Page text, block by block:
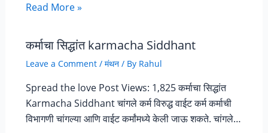
Read More »
कर्माचा सिद्धांत karmacha Siddhant
Leave a Comment / मंथन/ By Rahul
Spread the love Post Views: 1,825 कर्माचा सिद्धांत
Karmacha Siddhant चांगले कर्म विरुद्ध वाईट कर्म कर्माची
विभागणी चांगल्या आणि वाईट कर्मांमध्ये केली जाऊ शकते. चांगले…